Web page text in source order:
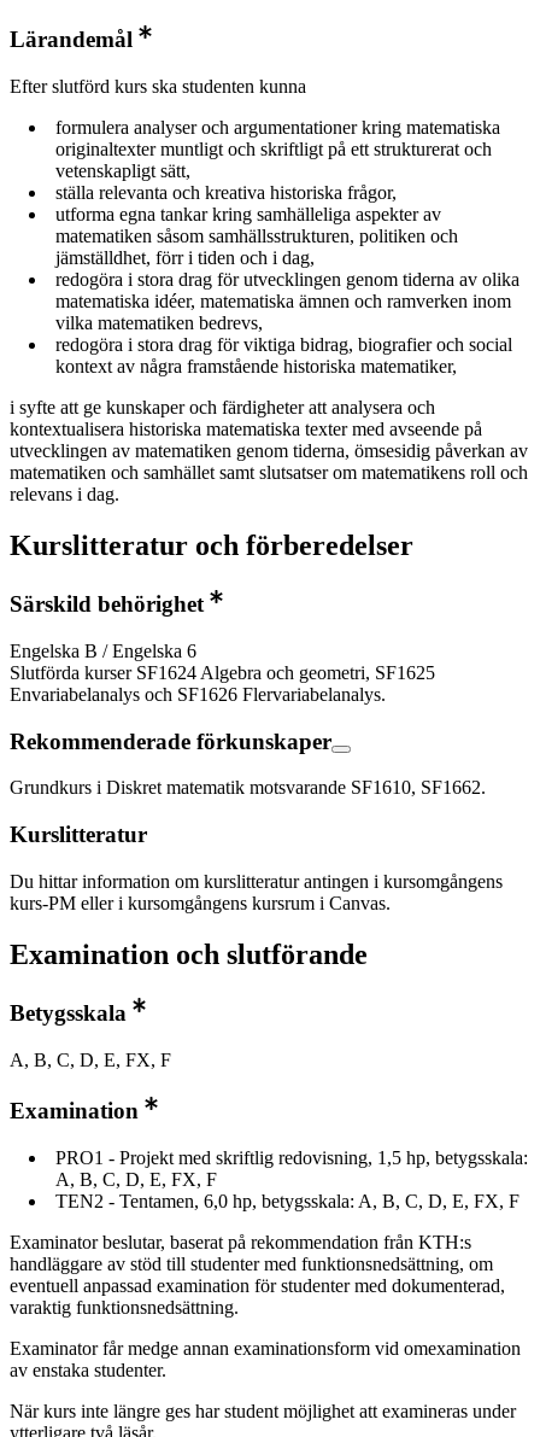
Lärandemål
Efter slutförd kurs ska studenten kunna
formulera analyser och argumentationer kring matematiska
originaltexter muntligt och skriftligt på ett strukturerat och
vetenskapligt sätt,
ställa relevanta och kreativa historiska frågor,
utforma egna tankar kring samhälleliga aspekter av
matematiken såsom samhällsstrukturen, politiken och
jämställdhet, förr i tiden och i dag,
redogöra i stora drag för utvecklingen genom tiderna av olika
matematiska idéer, matematiska ämnen och ramverken inom
vilka matematiken bedrevs,
redogöra i stora drag för viktiga bidrag, biografier och social
kontext av några framstående historiska matematiker,
i syfte att ge kunskaper och färdigheter att analysera och
kontextualisera historiska matematiska texter med avseende på
utvecklingen av matematiken genom tiderna, ömsesidig påverkan av
matematiken och samhället samt slutsatser om matematikens roll och
relevans i dag.
Kurslitteratur och förberedelser
Särskild behörighet
Engelska B / Engelska 6
Slutförda kurser SF1624 Algebra och geometri, SF1625
Envariabelanalys och SF1626 Flervariabelanalys.
Rekommenderade förkunskaper
Grundkurs i Diskret matematik motsvarande SF1610, SF1662.
Kurslitteratur
Du hittar information om kurslitteratur antingen i kursomgångens
kurs-PM eller i kursomgångens kursrum i Canvas.
Examination och slutförande
Betygsskala
A, B, C, D, E, FX, F
Examination
PRO1 - Projekt med skriftlig redovisning, 1,5 hp, betygsskala:
A, B, C, D, E, FX, F
TEN2 - Tentamen, 6,0 hp, betygsskala: A, B, C, D, E, FX, F
Examinator beslutar, baserat på rekommendation från KTH:s
handläggare av stöd till studenter med funktionsnedsättning, om
eventuell anpassad examination för studenter med dokumenterad,
varaktig funktionsnedsättning.
Examinator får medge annan examinationsform vid omexamination
av enstaka studenter.
När kurs inte längre ges har student möjlighet att examineras under